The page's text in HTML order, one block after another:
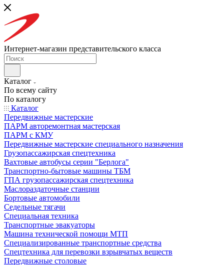
Интернет-магазин представительского класса
Каталог
По всему сайту
По каталогу
Каталог
Передвижные мастерские
ПАРМ авторемонтная мастерская
ПАРМ с КМУ
Передвижные мастерские специального назначения
Грузопассажирская спецтехника
Вахтовые автобусы серии "Берлога"
Транспортно-бытовые машины ТБМ
ГПА грузопассажирская спецтехника
Маслораздаточные станции
Бортовые автомобили
Седельные тягачи
Специальная техника
Транспортные эвакуаторы
Машина технической помощи МТП
Специализированные транспортные средства
Спецтехника для перевозки взрывчатых веществ
Передвижные столовые